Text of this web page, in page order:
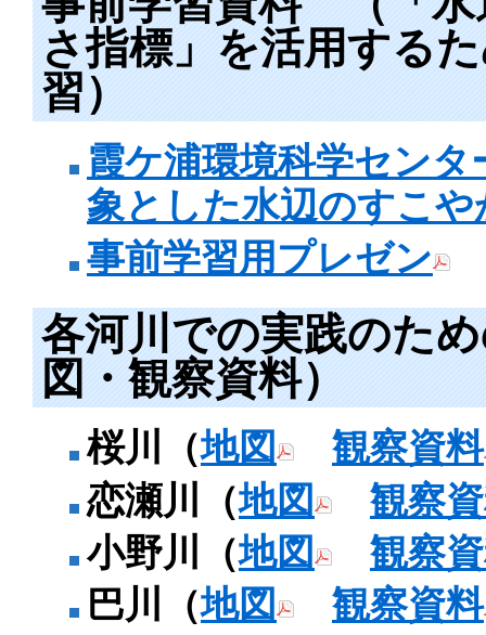
さ指標」を活用する
習）
霞ケ浦環境科学セン
象とした水辺のすこや
事前学習用プレゼン
各河川での実践のた
図・観察資料）
桜川（地図
観察資料
恋瀬川（地図
観察
小野川（地図
観察
巴川（地図
観察資料